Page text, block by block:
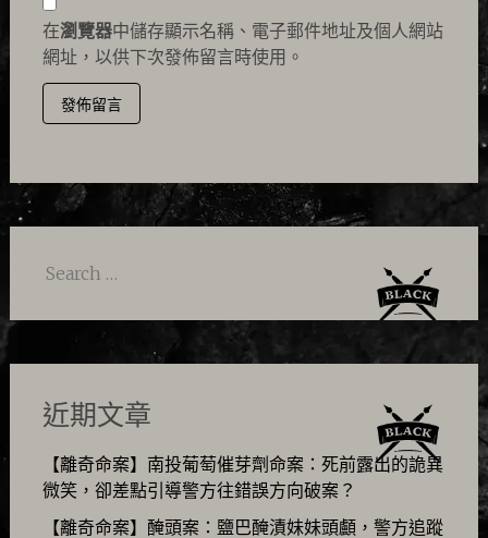
在瀏覽器中儲存顯示名稱、電子郵件地址及個人網站
網址，以供下次發佈留言時使用。
Search
近期文章
【離奇命案】南投葡萄催芽劑命案：死前露出的詭異
微笑，卻差點引導警方往錯誤方向破案？
【離奇命案】醃頭案：鹽巴醃漬妹妹頭顱，警方追蹤